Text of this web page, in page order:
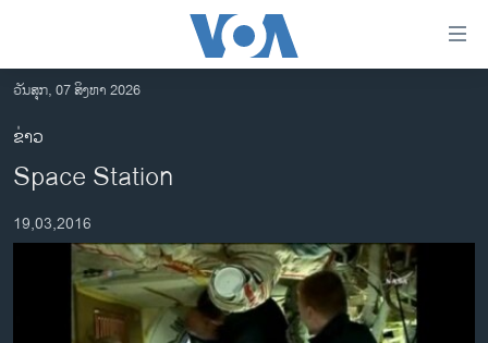
ເຂົ້າ
ຫາ
ຂ້າມ
ຂ້າມ
ໄປ
ອາເມຣິກາ
ການເລືອກຕັ້ງ ປະທານາທີບໍດີ ສະຫະລັດ 2024
ວັນສຸກ, 07 ສິງຫາ 2026
ຂ່າວ
Space Station
19,03,2016